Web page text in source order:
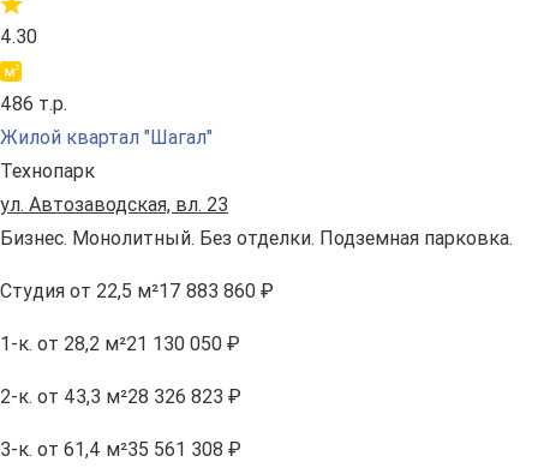
4.30
486 т.р.
Жилой квартал "Шагал"
Технопарк
ул. Автозаводская, вл. 23
Бизнес. Монолитный. Без отделки. Подземная парковка.
Студия от 22,5 м²17 883 860 ₽
1-к. от 28,2 м²21 130 050 ₽
2-к. от 43,3 м²28 326 823 ₽
3-к. от 61,4 м²35 561 308 ₽